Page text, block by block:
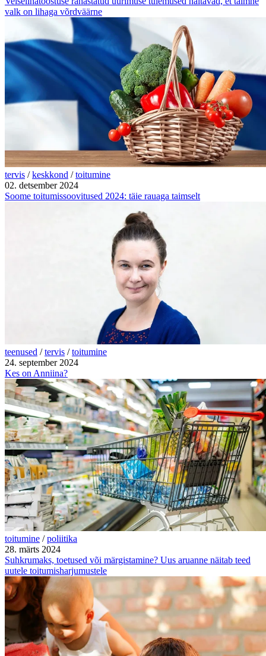
valk on lihaga võrdväärne
tervis / keskkond / toitumine
02. detsember 2024
Soome toitumissoovitused 2024: täie rauaga taimselt
teenused / tervis / toitumine
24. september 2024
Kes on Anniina?
toitumine / poliitika
28. märts 2024
Suhkrumaks, toetused või märgistamine? Uus aruanne näitab teed
uutele toitumisharjumustele